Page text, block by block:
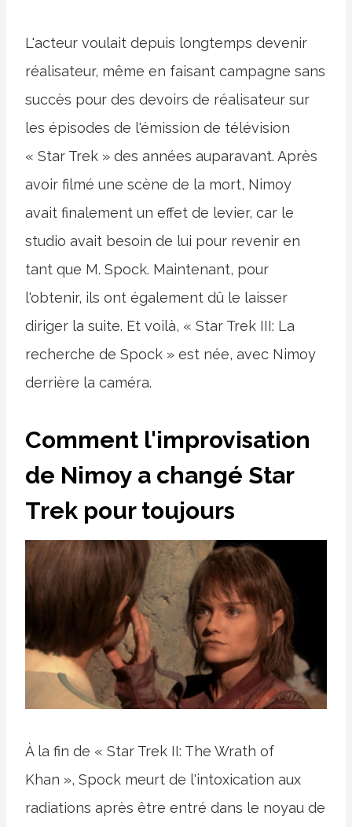
L'acteur voulait depuis longtemps devenir
réalisateur, même en faisant campagne sans
succès pour des devoirs de réalisateur sur
les épisodes de l'émission de télévision
« Star Trek » des années auparavant. Après
avoir filmé une scène de la mort, Nimoy
avait finalement un effet de levier, car le
studio avait besoin de lui pour revenir en
tant que M. Spock. Maintenant, pour
l'obtenir, ils ont également dû le laisser
diriger la suite. Et voilà, « Star Trek III: La
recherche de Spock » est née, avec Nimoy
derrière la caméra.
Comment l'improvisation
de Nimoy a changé Star
Trek pour toujours
À la fin de « Star Trek II: The Wrath of
Khan », Spock meurt de l'intoxication aux
radiations après être entré dans le noyau de